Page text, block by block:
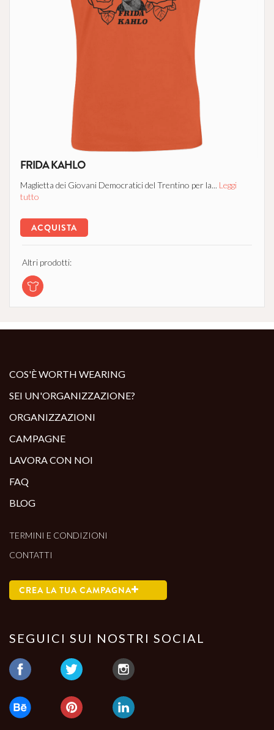
FRIDA KAHLO
Maglietta dei Giovani Democratici del Trentino per la... Leggi
tutto
ACQUISTA
Altri prodotti:
COS'È WORTH WEARING
SEI UN'ORGANIZZAZIONE?
ORGANIZZAZIONI
CAMPAGNE
LAVORA CON NOI
FAQ
BLOG
TERMINI E CONDIZIONI
CONTATTI
CREA LA TUA CAMPAGNA
SEGUICI SUI NOSTRI SOCIAL